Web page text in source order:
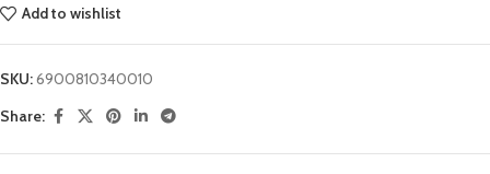
Add to wishlist
SKU:6900810340010
Share: